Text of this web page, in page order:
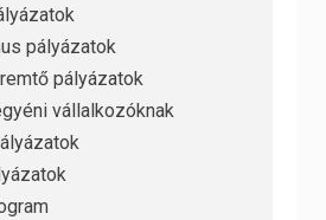
pályázatok
pályázatok
vállalkozóknak